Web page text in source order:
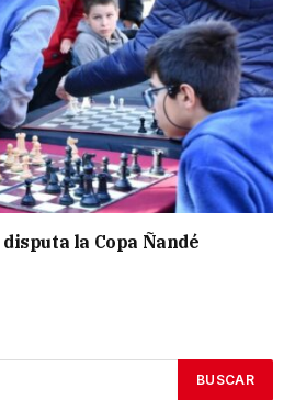
la Copa Ñandé